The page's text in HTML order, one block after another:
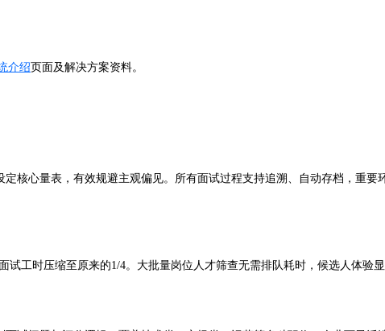
介绍页面及解决方案资料。
核心量表，有效规避主观偏见。所有面试过程支持追溯、自动存档，重
工时压缩至原来的1/4。大批量岗位人才筛查无需排队耗时，候选人体验